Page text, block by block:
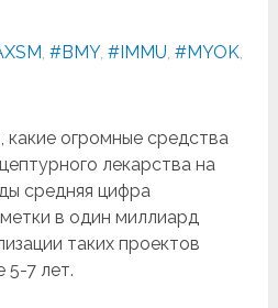
,#BMY,#IMMU,#MYOK,
какие огромные средства
лекарства на
средняя цифра
в один миллиард
таких проектов
5-7 лет.